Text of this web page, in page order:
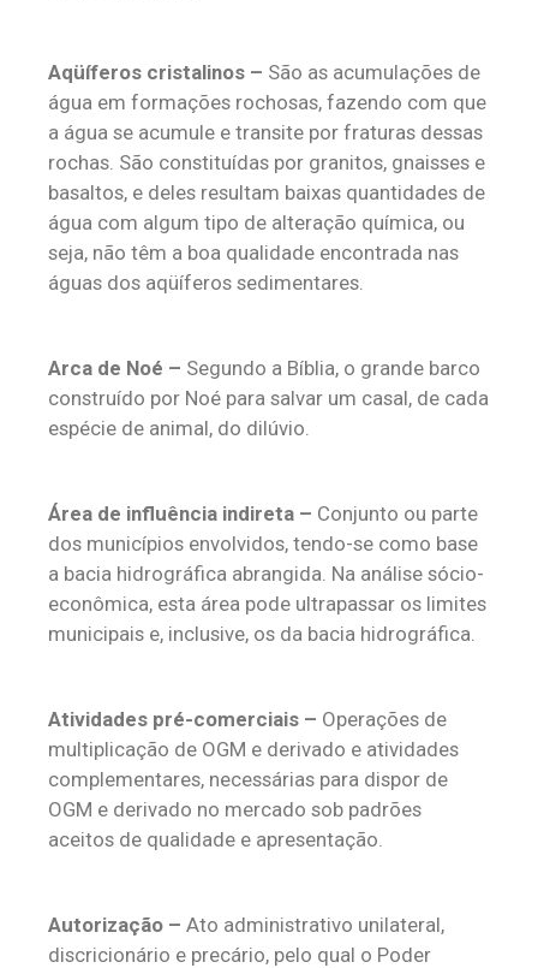
Aqüíferos cristalinos – São as acumulações de
água em formações rochosas, fazendo com que
a água se acumule e transite por fraturas dessas
rochas. São constituídas por granitos, gnaisses e
basaltos, e deles resultam baixas quantidades de
água com algum tipo de alteração química, ou
seja, não têm a boa qualidade encontrada nas
águas dos aqüíferos sedimentares.
Arca de Noé – Segundo a Bíblia, o grande barco
construído por Noé para salvar um casal, de cada
espécie de animal, do dilúvio.
Área de influência indireta – Conjunto ou parte
dos municípios envolvidos, tendo-se como base
a bacia hidrográfica abrangida. Na análise sócio-
econômica, esta área pode ultrapassar os limites
municipais e, inclusive, os da bacia hidrográfica.
Atividades pré-comerciais – Operações de
multiplicação de OGM e derivado e atividades
complementares, necessárias para dispor de
OGM e derivado no mercado sob padrões
aceitos de qualidade e apresentação.
Autorização – Ato administrativo unilateral,
discricionário e precário, pelo qual o Poder